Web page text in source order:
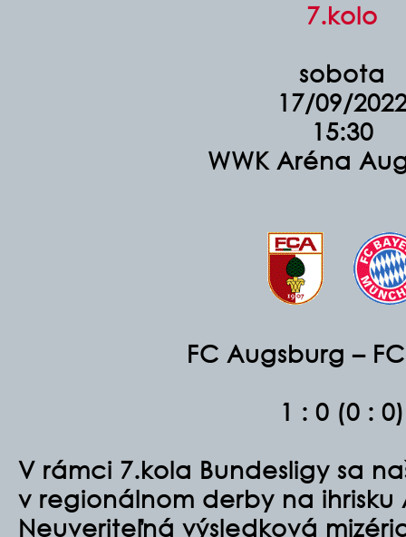
7.kolo
sobota
17/09/
15:30
WWK Aréna
FC Augsburg –
1 : 0 (0 : 0)
V rámci 7.kola Bundesligy sa
v regionálnom derby na ihrisku
Neuveriteľná výsledková